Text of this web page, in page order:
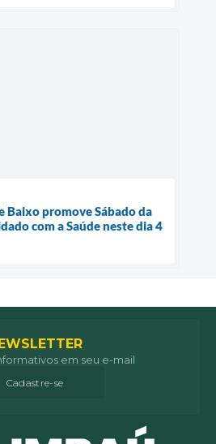
Baixo promove Sábado da
com a Saúde neste dia 4
em seu e-mail
Cadastre-se